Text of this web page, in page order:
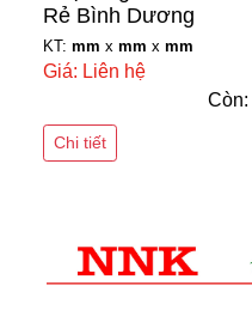
Rẻ Bình Dương
KT: mm x mm x mm
Giá: Liên hệ
Còn:
Chi tiết